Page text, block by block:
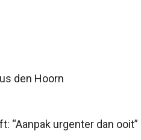
den Hoorn
“Aanpak urgenter dan ooit”